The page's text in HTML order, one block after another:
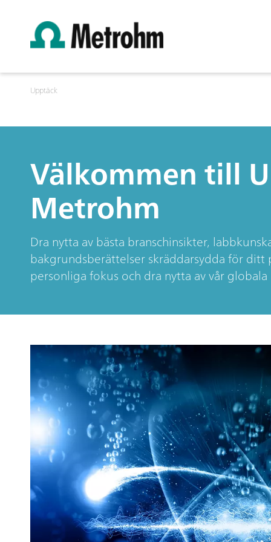
Upptäck
Välkommen till
Metrohm
Dra nytta av bästa branschinsikter,
bakgrundsberättelser skräddarsydda för
personliga fokus och dra nytta av vår globala